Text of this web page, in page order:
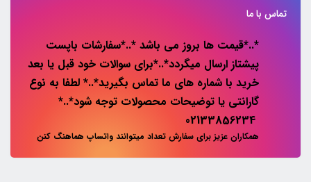
تماس با ما
*..*قیمت ها بروز می باشد *..*سفارشات باپست
پیشتاز ارسال میگردد*..*برای سوالات خود قبل یا بعد
خرید با شماره های ما تماس بگیرید*..* لطفا به نوع
گارانتی یا توضیحات محصولات توجه شود*..*
همکاران عزیز برای سفارش تعداد میتوانند واتساپ هماهنگ کنن